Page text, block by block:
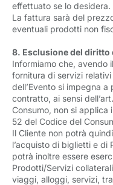
effettuato se lo desidera.
La fattura sarà del
eventuali prodotti non
8. Esclusione del diritto
Informiamo che,
fornitura di servizi
dell’Evento si impegna
contratto, ai sensi
Consumo, non si applica
52 del Codice del
Il Cliente non potrà
l’acquisto di biglietti e di
potrà inoltre essere
Prodotti/Servizi collaterali
viaggi, alloggi, servizi,